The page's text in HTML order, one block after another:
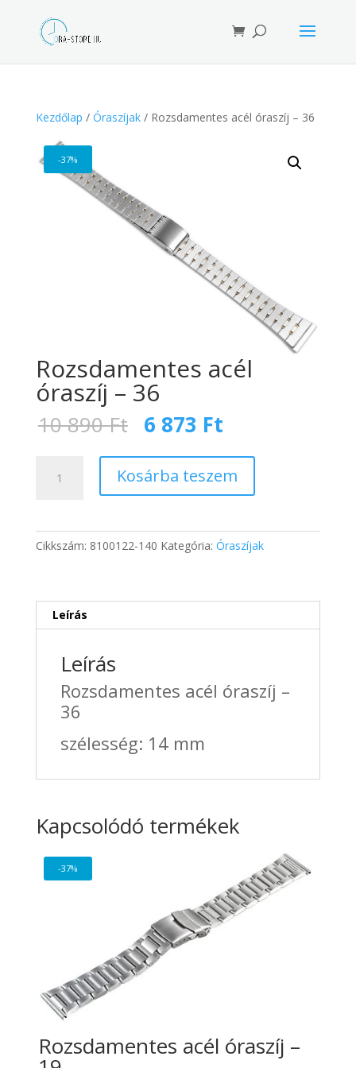
search
Kezdőlap / Óraszíjak/ Rozsdamentes acél óraszíj – 36
-37%
Rozsdamentes acél
óraszíj – 36
10 890Ft Original
price
was:
10
890 Ft.
6 873 Ft
is:
6
873 Ft.
36
Kosárba teszem
Cikkszám: 8100122-140 Kategória: Óraszíjak
Leírás
Leírás
Rozsdamentes acél óraszíj –
36
szélesség: 14 mm
Kapcsolódó termékek
-37%
Rozsdamentes acél óraszíj –